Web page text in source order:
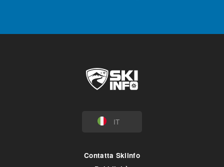
IT
Contatta Skiinfo